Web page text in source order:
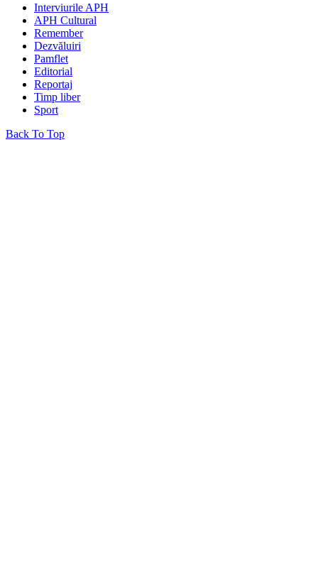
Interviurile APH
APH Cultural
Remember
Dezvăluiri
Pamflet
Editorial
Reportaj
Timp liber
Sport
Back To Top